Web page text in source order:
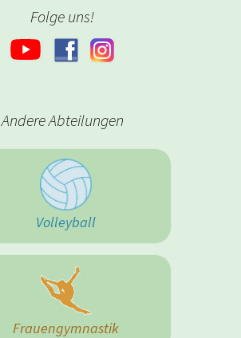
Folge uns!
Andere Abteilungen
Volleyball
Frauengymnastik